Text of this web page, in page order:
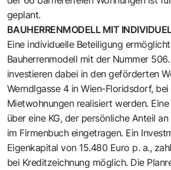
geplant.
BAUHERRENMODELL MIT
Eine individuelle Beteiligung ermöglicht
Bauherrenmodell mit der Nummer
investieren dabei in den geförderten
Werndlgasse 4 in Wien-Floridsdorf,
Mietwohnungen realisiert werden.
über eine KG, der persönliche Anteil
im Firmenbuch eingetragen. Ein
Eigenkapital von 15.480 Euro p. a.,
bei Kreditzeichnung möglich. Die